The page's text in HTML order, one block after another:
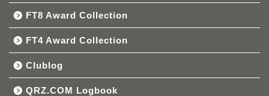
FT8 Award Collection
FT4 Award Collection
Clublog
QRZ.COM Logbook